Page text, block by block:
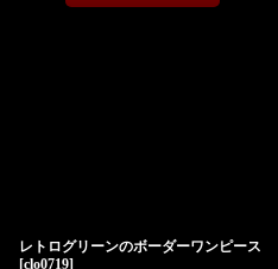
レトログリーンのボーダーワンピース
[clo0719]